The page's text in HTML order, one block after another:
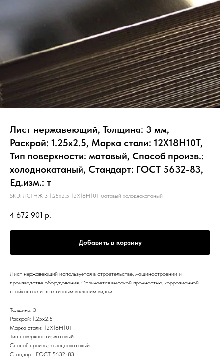
Лист нержавеющий, Толщина: 3 мм,
Раскрой: 1.25х2.5, Марка стали: 12Х18Н10Т,
Тип поверхности: матовый, Способ произв.:
холоднокатаный, Стандарт: ГОСТ 5632-83,
Ед.изм.: т
SKU: ЛСТНЖ 3 1.25х2.5 12Х18Н10Т матовый холоднокатаный
4 672 901 р.
Добавить в корзину
Лист нержавеющий используется в строительстве, машиностроении и
производстве оборудования. Отличается высокой прочностью, коррозионной
стойкостью и эстетичным внешним видом.
Толщина: 3
Раскрой: 1.25х2.5
Марка стали: 12Х18Н10Т
Тип поверхности: матовый
Способ произв.: холоднокатаный
Стандарт: ГОСТ 5632-83